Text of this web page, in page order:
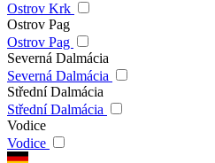
Ostrov Krk
Ostrov Pag
Ostrov Pag
Severná Dalmácia
Severná Dalmácia
Střední Dalmácia
Střední Dalmácia
Vodice
Vodice